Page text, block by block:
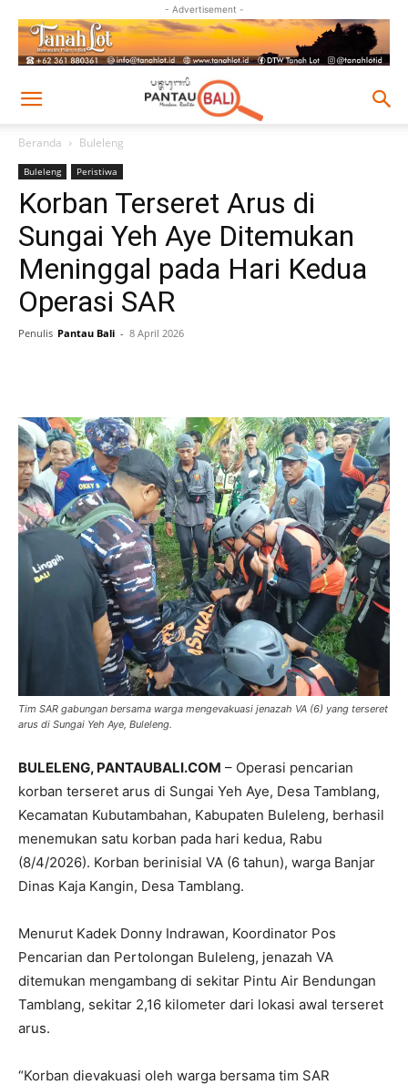
- Advertisement -
Beranda Buleleng
Buleleng Peristiwa
Korban Terseret Arus di
Sungai Yeh Aye Ditemukan
Meninggal pada Hari Kedua
Operasi SAR
Penulis Pantau Bali - 8 April 2026
Tim SAR gabungan bersama warga mengevakuasi jenazah VA (6) yang terseret
arus di Sungai Yeh Aye, Buleleng.
BULELENG, PANTAUBALI.COM – Operasi pencarian
korban terseret arus di Sungai Yeh Aye, Desa Tamblang,
Kecamatan Kubutambahan, Kabupaten Buleleng, berhasil
menemukan satu korban pada hari kedua, Rabu
(8/4/2026). Korban berinisial VA (6 tahun), warga Banjar
Dinas Kaja Kangin, Desa Tamblang.
Menurut Kadek Donny Indrawan, Koordinator Pos
Pencarian dan Pertolongan Buleleng, jenazah VA
ditemukan mengambang di sekitar Pintu Air Bendungan
Tamblang, sekitar 2,16 kilometer dari lokasi awal terseret
arus.
“Korban dievakuasi oleh warga bersama tim SAR